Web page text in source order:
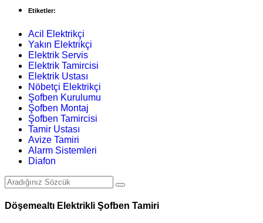
Etiketler:
Acil Elektrikçi
Yakın Elektrikçi
Elektrik Servis
Elektrik Tamircisi
Elektrik Ustası
Nöbetçi Elektrikçi
Şofben Kurulumu
Şofben Montaj
Şofben Tamircisi
Tamir Ustası
Avize Tamiri
Alarm Sistemleri
Diafon
Döşemealtı Elektrikli Şofben Tamiri